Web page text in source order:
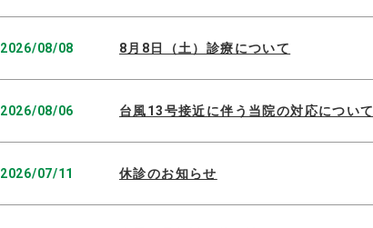
2026/08/08 8月8日（土）診療について
2026/08/06 台風13号接近に伴う当院の対応について
2026/07/11 休診のお知らせ